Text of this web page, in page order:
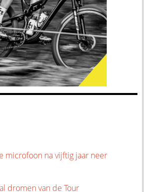
microfoon na vijftig jaar neer
dromen van de Tour